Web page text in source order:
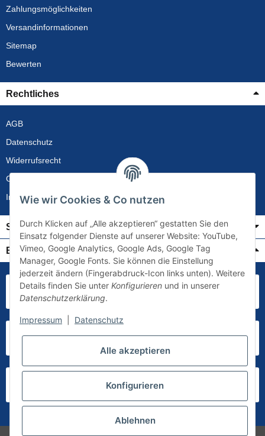
Zahlungsmöglichkeiten
Versandinformationen
Sitemap
Bewerten
Rechtliches
AGB
Datenschutz
Widerrufsrecht
Gewährleistung
Impressum
Service
Bezahlung & Versand
Wie wir Cookies & Co nutzen
Durch Klicken auf „Alle akzeptieren“ gestatten Sie den
Einsatz folgender Dienste auf unserer Website: YouTube,
Vimeo, Google Analytics, Google Ads, Google Tag
Manager, Google Fonts. Sie können die Einstellung
jederzeit ändern (Fingerabdruck-Icon links unten). Weitere
Details finden Sie unter Konfigurieren und in unserer
Datenschutzerklärung.
Impressum Datenschutz
Alle akzeptieren
Konfigurieren
Ablehnen